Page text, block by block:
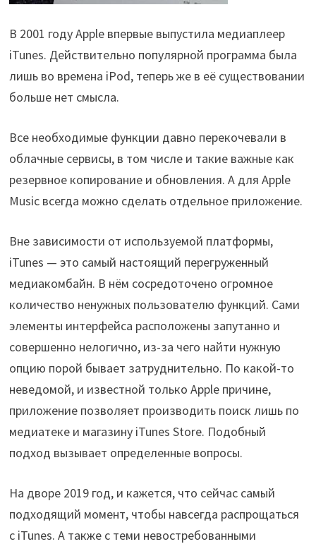
В 2001 году Apple впервые выпустила медиаплеер
iTunes. Действительно популярной программа была
лишь во времена iPod, теперь же в её существовании
больше нет смысла.
Все необходимые функции давно перекочевали в
облачные сервисы, в том числе и такие важные как
резервное копирование и обновления. А для Apple
Music всегда можно сделать отдельное приложение.
Вне зависимости от используемой платформы,
iTunes — это самый настоящий перегруженный
медиакомбайн. В нём сосредоточено огромное
количество ненужных пользователю функций. Сами
элементы интерфейса расположены запутанно и
совершенно нелогично, из-за чего найти нужную
опцию порой бывает затруднительно. По какой-то
неведомой, и известной только Apple причине,
приложение позволяет производить поиск лишь по
медиатеке и магазину iTunes Store. Подобный
подход вызывает определенные вопросы.
На дворе 2019 год, и кажется, что сейчас самый
подходящий момент, чтобы навсегда распрощаться
с iTunes. А также с теми невостребованными